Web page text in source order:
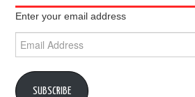
Enter your email address
Address
SUBSCRIBE